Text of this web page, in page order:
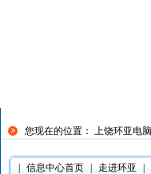
您现在的位置： 上饶环亚电
信息中心首页 走进环亚
在线预约优惠